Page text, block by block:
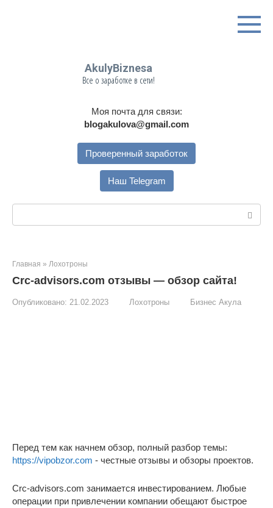
AkulyBiznesa
Все о заработке в сети!
Моя почта для связи:
blogakulova@gmail.com
Проверенный заработок
Наш Telegram
Главная » Лохотроны
Crc-advisors.com отзывы — обзор сайта!
Опубликовано: 21.02.2023 Лохотроны Бизнес Акула
Перед тем как начнем обзор, полный разбор темы:
https://vipobzor.com - честные отзывы и обзоры проектов.
Crc-advisors.com занимается инвестированием. Любые
операции при привлечении компании обещают быстрое